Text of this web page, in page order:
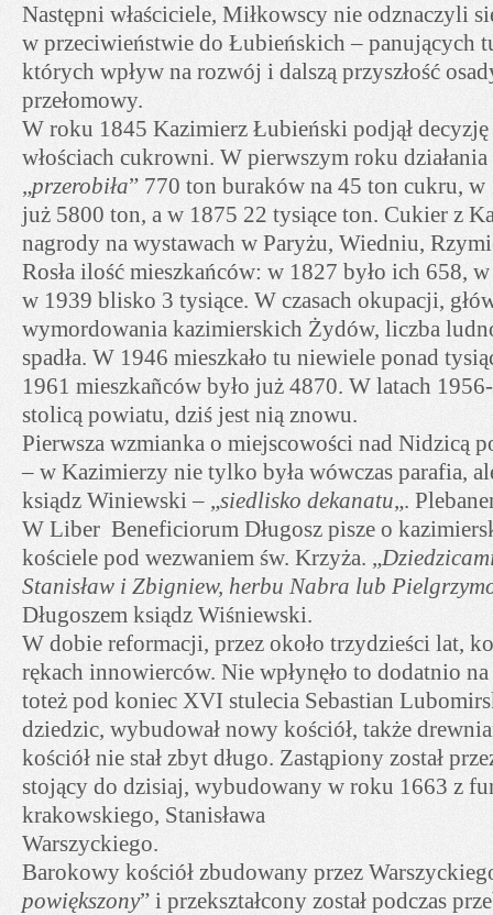
Następni właściciele, Miłkowscy nie odznaczyli
w przeciwieństwie do Łubieńskich – panujących
których wpływ na rozwój i dalszą przyszłość
przełomowy.
W roku 1845 Kazimierz Łubieński podjął
włościach cukrowni. W pierwszym roku
„przerobiła” 770 ton buraków na 45 ton cukru,
już 5800 ton, a w 1875 22 tysiące ton. Cukier z
nagrody na wystawach w Paryżu, Wiedniu,
Rosła ilość mieszkańców: w 1827 było ich 658,
w 1939 blisko 3 tysiące. W czasach okupacji,
wymordowania kazimierskich Żydów, liczba
spadła. W 1946 mieszkało tu niewiele ponad
1961 mieszkañców było już 4870. W latach
stolicą powiatu, dziś jest nią znowu.
Pierwsza wzmianka o miejscowości nad Nidzicą
– w Kazimierzy nie tylko była wówczas parafia,
ksiądz Winiewski – „siedlisko dekanatu„.
W Liber Beneficiorum Długosz pisze o
kościele pod wezwaniem św. Krzyża. „
Stanisław i Zbigniew, herbu Nabra lub
Długoszem ksiądz Wiśniewski.
W dobie reformacji, przez około trzydzieści lat,
rękach innowierców. Nie wpłynęło to dodatnio
toteż pod koniec XVI stulecia Sebastian
dziedzic, wybudował nowy kościół, także
kościół nie stał zbyt długo. Zastąpiony został
stojący do dzisiaj, wybudowany w roku 1663 z
krakowskiego, Stanisława
Warszyckiego.
Barokowy kościół zbudowany przez
powiększony” i przekształcony został podczas